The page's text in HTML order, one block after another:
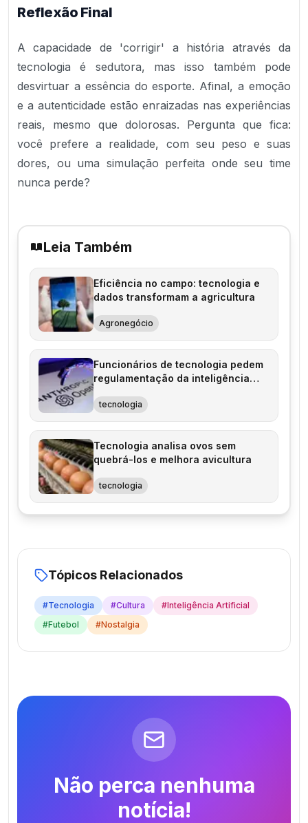
Reflexão Final
A capacidade de 'corrigir' a história através da
tecnologia é sedutora, mas isso também pode
desvirtuar a essência do esporte. Afinal, a emoção
e a autenticidade estão enraizadas nas experiências
reais, mesmo que dolorosas. Pergunta que fica:
você prefere a realidade, com seu peso e suas
dores, ou uma simulação perfeita onde seu time
nunca perde?
Leia Também
Eficiência no campo: tecnologia e
dados transformam a agricultura
Agronegócio
Funcionários de tecnologia pedem
regulamentação da inteligência
tecnologia
Tecnologia analisa ovos sem
quebrá-los e melhora avicultura
tecnologia
Tópicos Relacionados
#Tecnologia #Cultura #Inteligência Artificial
#Futebol #Nostalgia
Não perca nenhuma
notícia!